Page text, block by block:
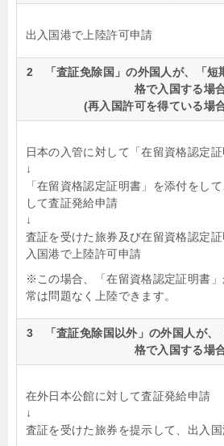
出入国港で上陸許可申請
2 「査証免除国」の外国人が、「短
格で入国する場
(再入国許可を得ている場
日本の入管に対して「在留資格認定証
↓
「在留資格認定証明書」を添付をし
して査証発給申請
↓
査証を受けた旅券及び在留資格認定
入国港で上陸許可申請
※この場合、「在留資格認定証明書
常は問題なく上陸できます。
3 「査証免除国以外」の外国人が、
格で入国する場
在外日本公館に対して査証発給申請
↓
査証を受けた旅券を提示して、出入